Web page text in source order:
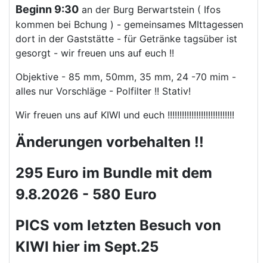
Beginn 9:30 an der Burg Berwartstein ( Ifos
kommen bei Bchung ) - gemeinsames MIttagessen
dort in der Gaststätte - für Getränke tagsüber ist
gesorgt - wir freuen uns auf euch !!
Objektive - 85 mm, 50mm, 35 mm, 24 -70 mim -
alles nur Vorschläge - Polfilter !! Stativ!
Wir freuen uns auf KIWI und euch !!!!!!!!!!!!!!!!!!!!!!!!!!!!
Änderungen vorbehalten !!
295 Euro im Bundle mit dem
9.8.2026 - 580 Euro
PICS vom letzten Besuch von
KIWI hier im Sept.25